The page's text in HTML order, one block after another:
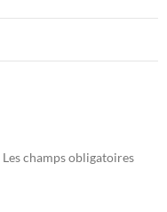
Les champs obligatoires